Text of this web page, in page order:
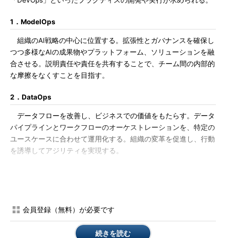
1．ModelOps
組織のAI戦略の中心に位置する。拡張性とガバナンスを確保し
つつ多様なAIの成果物やプラットフォーム、ソリューションを融
合させる。説明責任や責任を共有することで、チーム間の内部的
な摩擦をなくすことを目指す。
2．DataOps
データフローを改善し、ビジネスでの価値をもたらす。データ
パイプラインとワークフローのオーケストレーションを、特定の
ユースケースに合わせて運用化する。組織の変革を促進し、行動
を誘導してアジリティを実現する。
DevOpsの実装は、制約をなくしてワークフローを継続的に改善
することを通じ、結果として、提供する顧客価値の向上を目指
会員登録（無料）が必要です
続きを読む